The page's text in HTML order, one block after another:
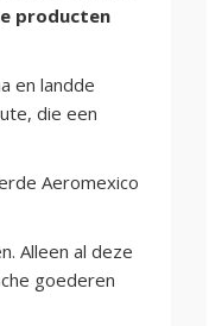
producten
en landde
die een
Aeromexico
Alleen al deze
goederen